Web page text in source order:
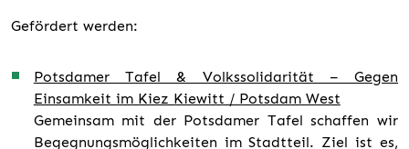
Gefördert werden:
Potsdamer Tafel & Volkssolidarität – Gegen
Einsamkeit im Kiez Kiewitt / Potsdam West
Gemeinsam mit der Potsdamer Tafel schaffen wir
Begegnungsmöglichkeiten im Stadtteil. Ziel ist es,